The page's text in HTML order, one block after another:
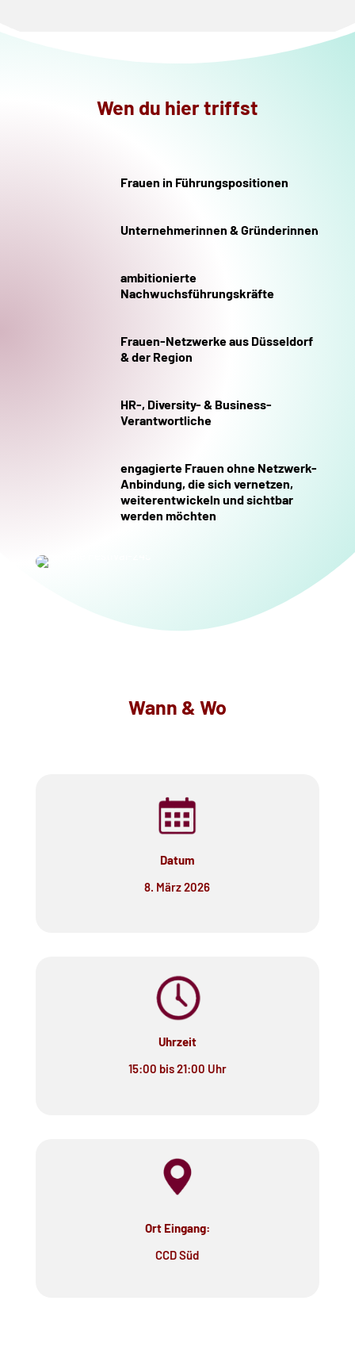
Wen du hier triffst
Frauen in Führungspositionen
Unternehmerinnen & Gründerinnen
ambitionierte
Nachwuchsführungskräfte
Frauen-Netzwerke aus Düsseldorf
& der Region
HR-, Diversity- & Business-
Verantwortliche
engagierte Frauen ohne Netzwerk-
Anbindung, die sich vernetzen,
weiterentwickeln und sichtbar
werden möchten
Wann & Wo
Datum
8. März 2026
Uhrzeit
15:00 bis 21:00 Uhr
Ort Eingang:
CCD Süd